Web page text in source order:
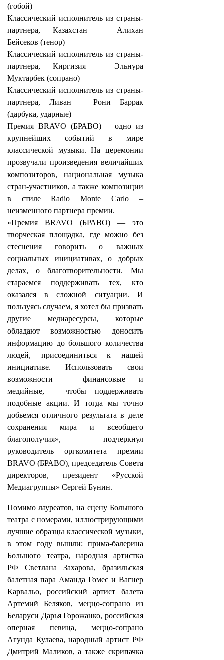
(гобой)
Классический исполнитель из страны-
партнера, Казахстан – Алихан
Бейсеков (тенор)
Классический исполнитель из страны-
партнера, Киргизия – Эльнура
Муктарбек (сопрано)
Классический исполнитель из страны-
партнера, Ливан – Рони Баррак
(дарбука, ударные)
Премия BRAVO (БРАВО) – одно из
крупнейших событий в мире
классической музыки. На церемонии
прозвучали произведения величайших
композиторов, национальная музыка
стран-участников, а также композиции
в стиле Radio Monte Carlo –
неизменного партнера премии.
«Премия BRAVO (БРАВО) — это
творческая площадка, где можно без
стеснения говорить о важных
социальных инициативах, о добрых
делах, о благотворительности. Мы
стараемся поддерживать тех, кто
оказался в сложной ситуации. И
пользуясь случаем, я хотел бы призвать
другие медиаресурсы, которые
обладают возможностью доносить
информацию до большого количества
людей, присоединиться к нашей
инициативе. Использовать свои
возможности – финансовые и
медийные, – чтобы поддерживать
подобные акции. И тогда мы точно
добьемся отличного результата в деле
сохранения мира и всеобщего
благополучия», — подчеркнул
руководитель оргкомитета премии
BRAVO (БРАВО), председатель Совета
директоров, президент «Русской
Медиагруппы» Сергей Бунин.
Помимо лауреатов, на сцену Большого
театра с номерами, иллюстрирующими
лучшие образцы классической музыки,
в этом году вышли: прима-балерина
Большого театра, народная артистка
РФ Светлана Захарова, бразильская
балетная пара Аманда Гомес и Вагнер
Карвальо, российский артист балета
Артемий Беляков, меццо-сопрано из
Беларуси Дарья Горожанко, российская
оперная певица, меццо-сопрано
Агунда Кулаева, народный артист РФ
Дмитрий Маликов, а также скрипачка